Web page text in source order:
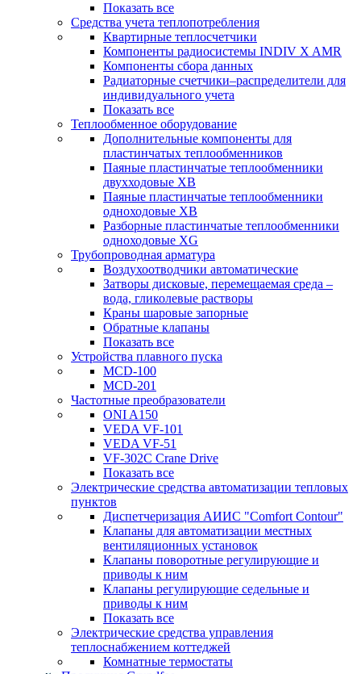
Показать все
Средства учета теплопотребления
Квартирные теплосчетчики
Компоненты радиосистемы INDIV X AMR
Компоненты сбора данных
Радиаторные счетчики–распределители для
индивидуального учета
Показать все
Теплообменное оборудование
Дополнительные компоненты для
пластинчатых теплообменников
Паяные пластинчатые теплообменники
двухходовые XB
Паяные пластинчатые теплообменники
одноходовые ХВ
Разборные пластинчатые теплообменники
одноходовые ХG
Трубопроводная арматура
Воздухоотводчики автоматические
Затворы дисковые, перемещаемая среда –
вода, гликолевые растворы
Краны шаровые запорные
Обратные клапаны
Показать все
Устройства плавного пуска
MCD-100
MCD-201
Частотные преобразователи
ONI A150
VEDA VF-101
VEDA VF-51
VF-302C Crane Drive
Показать все
Электрические средства автоматизации тепловых
пунктов
Диспетчеризация АИИС "Comfort Contour"
Клапаны для автоматизации местных
вентиляционных установок
Клапаны поворотные регулирующие и
приводы к ним
Клапаны регулирующие седельные и
приводы к ним
Показать все
Электрические средства управления
теплоснабжением коттеджей
Комнатные термостаты